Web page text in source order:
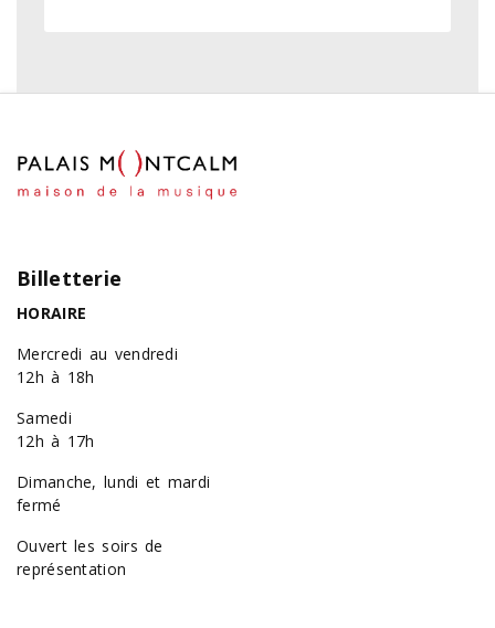
Billetterie
HORAIRE
Mercredi au vendredi
12h à 18h
Samedi
12h à 17h
Dimanche, lundi et mardi
fermé
Ouvert les soirs de
représentation